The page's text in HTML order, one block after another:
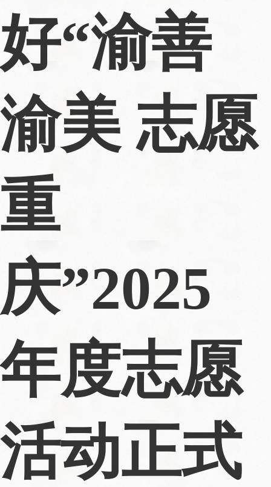
好“渝善
渝美 志愿
重
庆”2025
年度志愿
活动正式